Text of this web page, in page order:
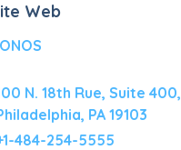
Web
N. 18th Rue, Suite 400,
PA 19103
484-254-5555